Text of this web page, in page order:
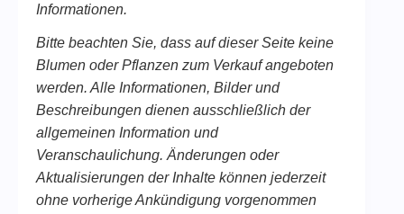
Informationen.
Bitte beachten Sie, dass auf dieser Seite keine
Blumen oder Pflanzen zum Verkauf angeboten
werden. Alle Informationen, Bilder und
Beschreibungen dienen ausschließlich der
allgemeinen Information und
Veranschaulichung. Änderungen oder
Aktualisierungen der Inhalte können jederzeit
ohne vorherige Ankündigung vorgenommen